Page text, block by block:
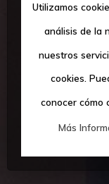
Utilizamos
análisis de la
nuestros
cookies.
conocer cómo
Más